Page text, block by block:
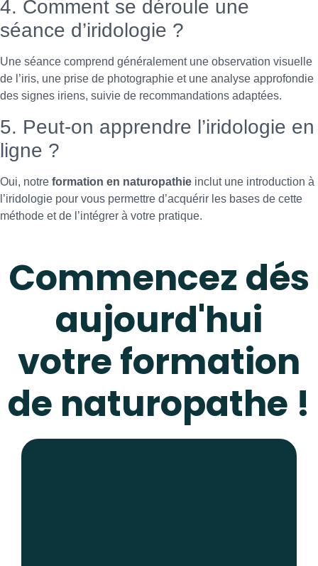
4. Comment se déroule une
séance d’iridologie ?
Une séance comprend généralement une observation visuelle
de l’iris, une prise de photographie et une analyse approfondie
des signes iriens, suivie de recommandations adaptées.
5. Peut-on apprendre l’iridologie en
ligne ?
Oui, notre formation en naturopathie inclut une introduction à
l’iridologie pour vous permettre d’acquérir les bases de cette
méthode et de l’intégrer à votre pratique.
Commencez dés
aujourd'hui
votre formation
de naturopathe !